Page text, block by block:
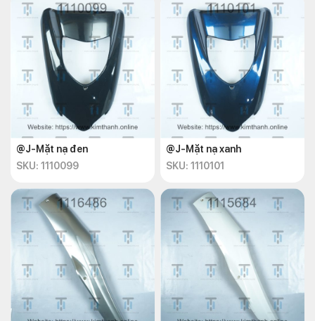
@J-Mặt nạ đen
SKU: 1110099
@J-Mặt nạ xanh
SKU: 1110101